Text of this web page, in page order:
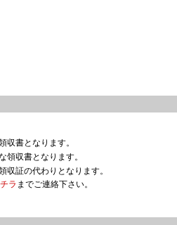
収書となります。
領収書となります。
証の代わりとなります。
ラ までご連絡下さい。